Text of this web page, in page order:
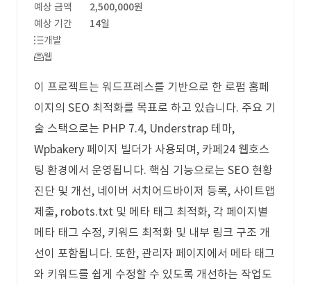
예상 금액
2,500,000원
예상 기간
14일
개발
웹
이 프로젝트는 워드프레스를 기반으로 한 로펌 홈페
이지의 SEO 최적화를 목표로 하고 있습니다. 주요 기
술 스택으로는 PHP 7.4, Understrap 테마,
Wpbakery 페이지 빌더가 사용되며, 카페24 웹호스
팅 환경에서 운영됩니다. 핵심 기능으로는 SEO 현황
진단 및 개선, 네이버 서치어드바이저 등록, 사이트맵
제출, robots.txt 및 메타 태그 최적화, 각 페이지별
메타 태그 수정, 키워드 최적화 및 내부 링크 구조 개
선이 포함됩니다. 또한, 관리자 페이지에서 메타 태그
와 키워드를 쉽게 수정할 수 있도록 개선하는 작업도